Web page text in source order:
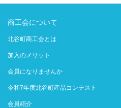
商工会について
北谷町商工会とは
加入のメリット
会員になりませんか
令和7年度北谷町産品コンテスト
会員紹介